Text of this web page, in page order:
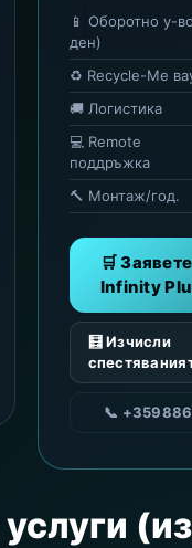
📱 Оборотно у-
ден)
♻️ Recycle-Me
🚚 Логистика
💻 Remote
поддръжка
🔨 Монтаж/год.
🛒 Заявете
Infinity
🧮 Изчисли
📞